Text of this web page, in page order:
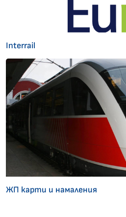
Interrail
ЖП карти и намаления